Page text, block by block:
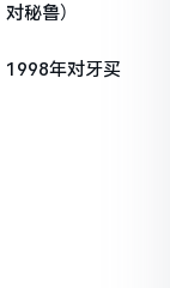
秘鲁）
1998年对牙买